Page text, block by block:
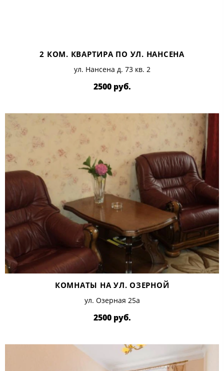
2 КОМ. КВАРТИРА ПО УЛ. НАНСЕНА
ул. Нансена д. 73 кв. 2
2500 руб.
КОМНАТЫ НА УЛ. ОЗЕРНОЙ
ул. Озерная 25а
2500 руб.